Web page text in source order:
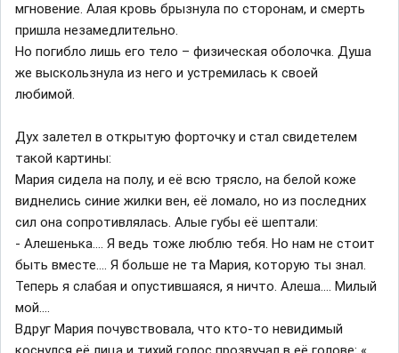
мгновение. Алая кровь брызнула по сторонам, и смерть
пришла незамедлительно.
Но погибло лишь его тело – физическая оболочка. Душа
же выскользнула из него и устремилась к своей
любимой.
Дух залетел в открытую форточку и стал свидетелем
такой картины:
Мария сидела на полу, и её всю трясло, на белой коже
виднелись синие жилки вен, её ломало, но из последних
сил она сопротивлялась. Алые губы её шептали:
- Алешенька…. Я ведь тоже люблю тебя. Но нам не стоит
быть вместе…. Я больше не та Мария, которую ты знал.
Теперь я слабая и опустившаяся, я ничто. Алеша…. Милый
мой….
Вдруг Мария почувствовала, что кто-то невидимый